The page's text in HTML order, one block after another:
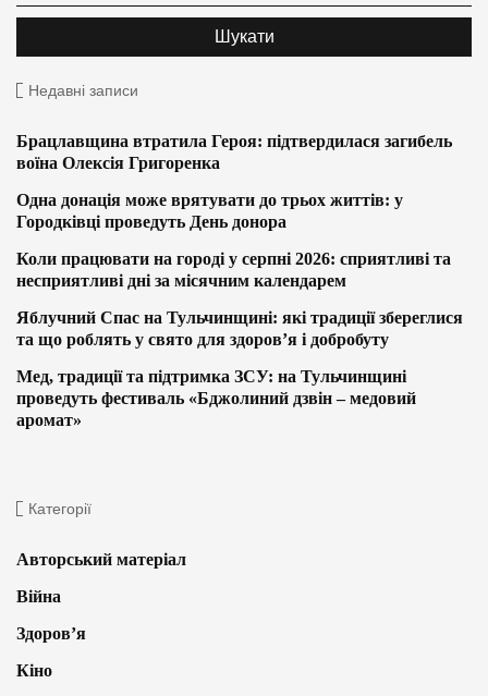
Недавні записи
Брацлавщина втратила Героя: підтвердилася загибель
воїна Олексія Григоренка
Одна донація може врятувати до трьох життів: у
Городківці проведуть День донора
Коли працювати на городі у серпні 2026: сприятливі та
несприятливі дні за місячним календарем
Яблучний Спас на Тульчинщині: які традиції збереглися
та що роблять у свято для здоров’я і добробуту
Мед, традиції та підтримка ЗСУ: на Тульчинщині
проведуть фестиваль «Бджолиний дзвін – медовий
аромат»
Категорії
Авторський матеріал
Війна
Здоров’я
Кіно